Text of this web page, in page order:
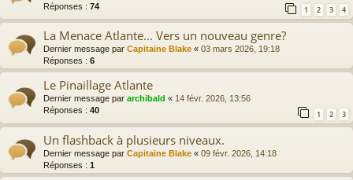
Réponses : 74 1 2 3 4
La Menace Atlante... Vers un nouveau genre?
Dernier message par Capitaine Blake « 03 mars 2026, 19:18
Réponses : 6
Le Pinaillage Atlante
Dernier message par archibald « 14 févr. 2026, 13:56
Réponses : 40 1 2 3
Un flashback à plusieurs niveaux.
Dernier message par Capitaine Blake « 09 févr. 2026, 14:18
Réponses : 1